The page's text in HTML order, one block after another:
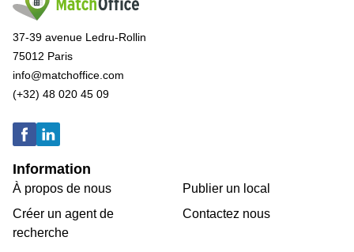
37-39 avenue Ledru-Rollin
75012 Paris
info@matchoffice.com
(+32) 48 020 45 09
Information
À propos de nous
Créer un agent de
recherche
Publier un local
Contactez nous